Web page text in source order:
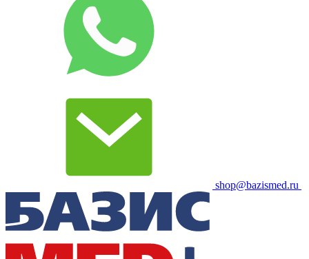
shop@bazismed.ru